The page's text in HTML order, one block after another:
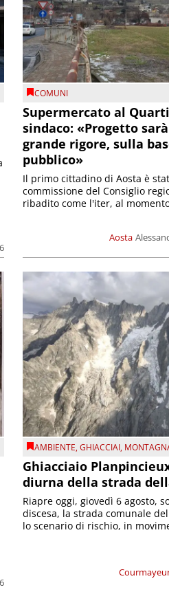
COMUNI
Supermercato al
sindaco: «Progetto
grande rigore, sulla
pubblico»
Aosta
Il primo cittadino di Aosta è
commissione del Consiglio
ribadito come l'iter, al
AMBIENTE,GHIACCIAI,
Ghiacciaio
diurna della strada
Riapre oggi, giovedì 6 agosto,
discesa, la strada comunale
lo scenario di rischio, in